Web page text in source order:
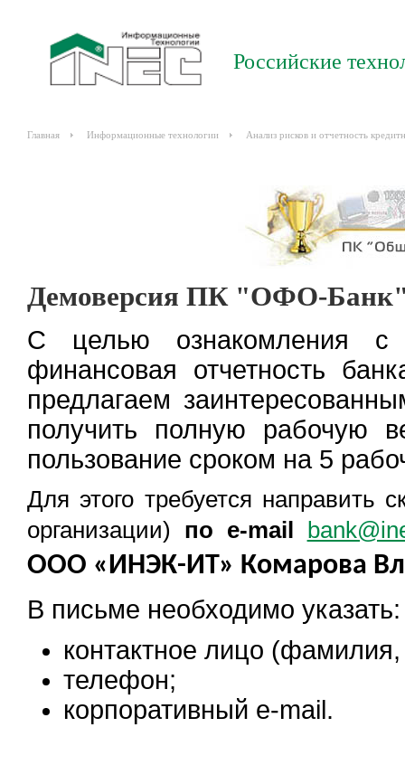
Российские
Главная Информационные технологии Анализ рисков и отчетность
Демоверсия ПК "ОФО-
С целью ознакомления с
финансовая отчетность
предлагаем
получить полную рабочую
пользование сроком на 5
Для этого требуется направить
организации) по e-mail
ООО «ИНЭК-ИТ» Комарова
В письме необходимо указать:
контактное лицо
телефон;
корпоративный e-mail.